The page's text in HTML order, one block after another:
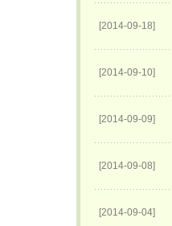
[2014-09-18]
[2014-09-10]
[2014-09-09]
[2014-09-08]
[2014-09-04]